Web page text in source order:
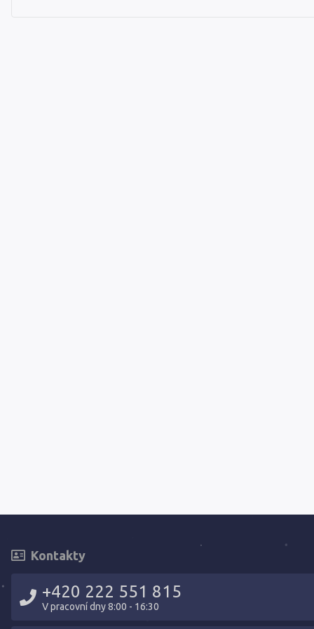
Kontakty
+420 222 551 815
V pracovní dny 8:00 - 16:30